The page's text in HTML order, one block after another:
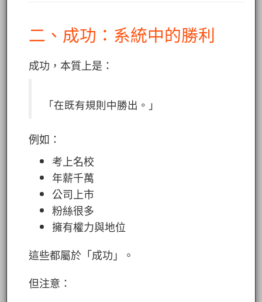
二、成功：系統中的勝利
成功，本質上是：
「在既有規則中勝出。」
例如：
考上名校
年薪千萬
公司上市
粉絲很多
擁有權力與地位
這些都屬於「成功」。
但注意：